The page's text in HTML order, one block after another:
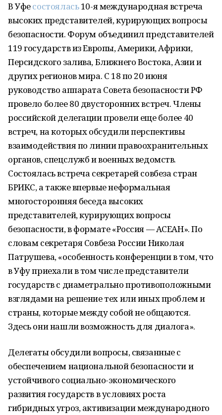
В Уфесостоялась10-я международная встреча
высоких представителей, курирующих вопросы
безопасности. Форум объединил представителей
119 государств из Европы, Америки, Африки,
Персидского залива, Ближнего Востока, Азии и
других регионов мира. С 18 по 20 июня
руководство аппарата Совета безопасности РФ
провело более 80 двусторонних встреч. Члены
российской делегации провели еще более 40
встреч, на которых обсудили перспективы
взаимодействия по линии правоохранительных
органов, спецслужб и военных ведомств.
Состоялась встреча секретарей совбеза стран
БРИКС, а также впервые неформальная
многосторонняя беседа высоких
представителей, курирующих вопросы
безопасности, в формате «Россия — АСЕАН». По
словам секретаря Совбеза России Николая
Патрушева, «особенность конференции в том, что
в Уфу приехали в том числе представители
государств с диаметрально противоположными
взглядами на решение тех или иных проблем и
страны, которые между собой не общаются.
Здесь они нашли возможность для диалога».
Делегаты обсудили вопросы, связанные с
обеспечением национальной безопасности и
устойчивого социально-экономического
развития государств в условиях роста
гибридных угроз, активизации международного